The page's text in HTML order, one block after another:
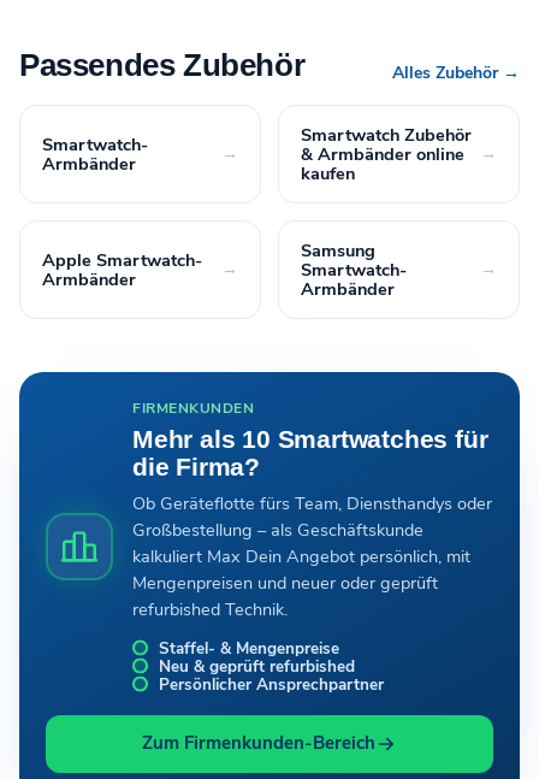
Passendes Zubehör Alles Zubehör →
Smartwatch-
Armbänder
→
Smartwatch Zubehör
& Armbänder online
kaufen
→
Apple Smartwatch-
Armbänder
→
Samsung
Smartwatch-
Armbänder
→
FIRMENKUNDEN
Mehr als 10 Smartwatches für
die Firma?
Ob Geräteflotte fürs Team, Diensthandys oder
Großbestellung – als Geschäftskunde
kalkuliert Max Dein Angebot persönlich, mit
Mengenpreisen und neuer oder geprüft
refurbished Technik.
Staffel- & Mengenpreise
Neu & geprüft refurbished
Persönlicher Ansprechpartner
Zum Firmenkunden-Bereich